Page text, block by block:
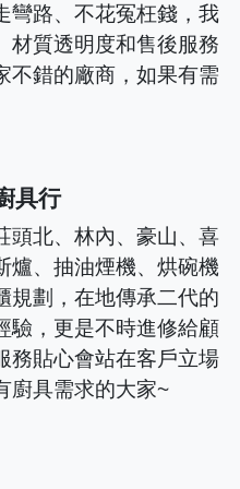
彎路、不花冤枉錢，我
材質透明度和售後服務
不錯的廠商，如果有需
具行
頭北、林內、豪山、喜
爐、抽油煙機、烘碗機
規劃，在地傳承二代的
驗，更是不時進修給顧
務貼心會站在客戶立場
廚具需求的大家~